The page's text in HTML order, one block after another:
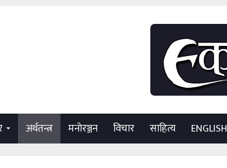
अर्थतन्त्र मनाेरञ्जन विचार साहित्य ENGLISH